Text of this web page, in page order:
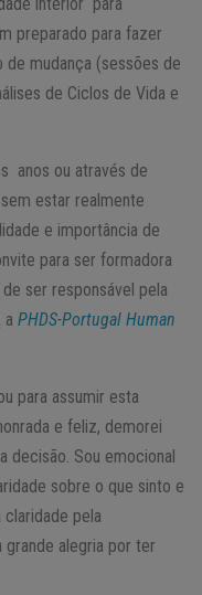
preparado para fazer
de mudança (sessões de
de Ciclos de Vida e
anos ou através de
estar realmente
e importância de
para ser formadora
ser responsável pela
a PHDS-Portugal Human
para assumir esta
e feliz, demorei
decisão. Sou emocional
sobre o que sinto e
pela
alegria por ter